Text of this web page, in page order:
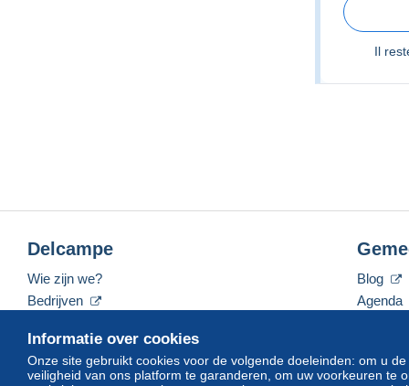
Il
Informatie over cookies
Onze site gebruikt cookies voor de volgende doeleinden: om u
veiligheid van ons platform te garanderen, om uw voorkeuren te
Delcampe
Wie zijn we?
Bedrijven
Neem contact met ons op
Blog
Agenda